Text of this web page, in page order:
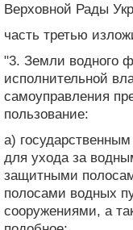
Верховной Рады
часть третью
"3. Земли водного
исполнительной
самоуправления
пользование:
а)
для ухода за
защитными
полосами водных
сооружениями, а